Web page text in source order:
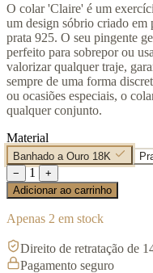
O colar 'Claire' é um
um design sóbrio criado em
prata 925. O seu pingente
perfeito para sobrepor ou
valorizar qualquer traje,
sempre de uma forma
ou ocasiões especiais, o
qualquer conjunto.
Material
Banhado a Ouro 18K
−
1
+
Adicionar ao carrinho
Apenas 2 em stock
Direito de retratação de
Pagamento seguro